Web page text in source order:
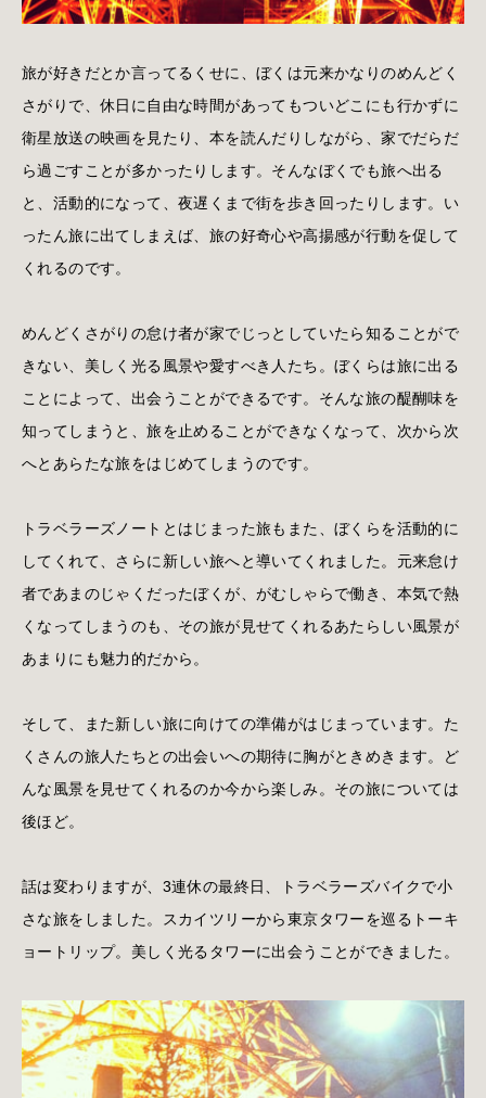
旅が好きだとか言ってるくせに、ぼくは元来かなりのめんどく
さがりで、休日に自由な時間があってもついどこにも行かずに
衛星放送の映画を見たり、本を読んだりしながら、家でだらだ
ら過ごすことが多かったりします。そんなぼくでも旅へ出る
と、活動的になって、夜遅くまで街を歩き回ったりします。い
ったん旅に出てしまえば、旅の好奇心や高揚感が行動を促して
くれるのです。
めんどくさがりの怠け者が家でじっとしていたら知ることがで
きない、美しく光る風景や愛すべき人たち。ぼくらは旅に出る
ことによって、出会うことができるです。そんな旅の醍醐味を
知ってしまうと、旅を止めることができなくなって、次から次
へとあらたな旅をはじめてしまうのです。
トラベラーズノートとはじまった旅もまた、ぼくらを活動的に
してくれて、さらに新しい旅へと導いてくれました。元来怠け
者であまのじゃくだったぼくが、がむしゃらで働き、本気で熱
くなってしまうのも、その旅が見せてくれるあたらしい風景が
あまりにも魅力的だから。
そして、また新しい旅に向けての準備がはじまっています。た
くさんの旅人たちとの出会いへの期待に胸がときめきます。ど
んな風景を見せてくれるのか今から楽しみ。その旅については
後ほど。
話は変わりますが、3連休の最終日、トラベラーズバイクで小
さな旅をしました。スカイツリーから東京タワーを巡るトーキ
ョートリップ。美しく光るタワーに出会うことができました。